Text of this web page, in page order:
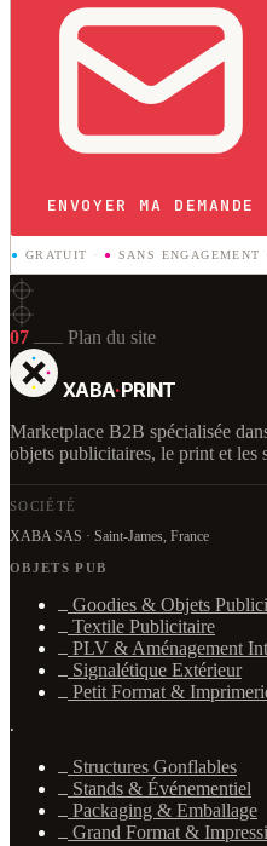
ENVOYER MA DEMANDE
● GRATUIT · ● SANS ENGAGEMENT
07 Plan du site
XABA·PRINT
Marketplace B2B spécialisée
objets publicitaires, le print et les
SOCIÉTÉ
XABA SAS · Saint-James, France
OBJETS PUB
Goodies & Objets
Textile Publicitaire
PLV & Aménagement
Signalétique Extérieur
Petit Format &
·
Structures Gonflables
Stands & Événementiel
Packaging & Emballage
Grand Format &